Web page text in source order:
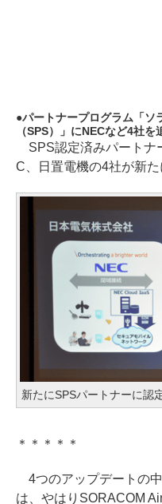
パートナープログラム「ソ
（SPS）」にNECなど4社を
SPS認定済みパートナ
C、日置電機の4社が新た
新たにSPSパートナーに認
＊＊＊＊＊
4つのアップデートの
は、やはりSORACOM